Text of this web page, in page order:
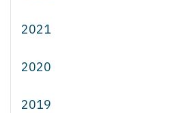
2021
2020
2019